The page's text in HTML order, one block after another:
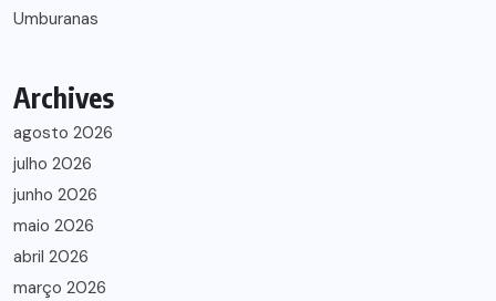
Umburanas
Archives
agosto 2026
julho 2026
junho 2026
maio 2026
abril 2026
março 2026